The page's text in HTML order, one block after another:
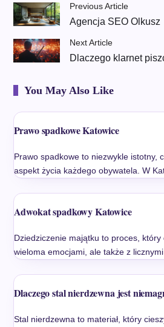
Previous Article
Agencja SEO Olkusz
Next Article
Dlaczego klarnet
You May Also Like
Prawo spadkowe Katowice
Prawo spadkowe to niezwykle istotny,
aspekt życia każdego obywatela. W
Adwokat spadkowy Katowice
Dziedziczenie majątku to proces, który
wieloma emocjami, ale także z
Dlaczego stal nierdzewna jest
Stal nierdzewna to materiał, który